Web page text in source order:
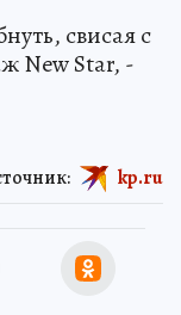
свисая с
New Star, -
kp.ru